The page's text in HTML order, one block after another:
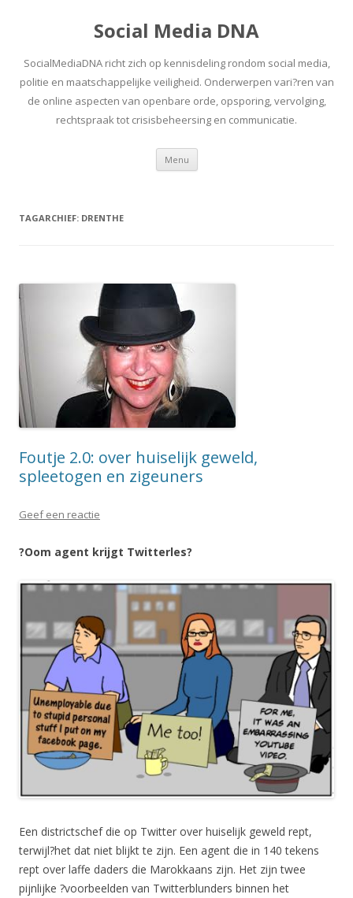
Social Media DNA
SocialMediaDNA richt zich op kennisdeling rondom social media,
politie en maatschappelijke veiligheid. Onderwerpen vari?ren van
de online aspecten van openbare orde, opsporing, vervolging,
rechtspraak tot crisisbeheersing en communicatie.
Menu Spring
inhoud
TAGARCHIEF: DRENTHE
Foutje 2.0: over huiselijk geweld,
spleetogen en zigeuners
Geef een reactie
?Oom agent krijgt Twitterles?
Een districtschef die op Twitter over huiselijk geweld rept,
terwijl?het dat niet blijkt te zijn. Een agent die in 140 tekens
rept over laffe daders die Marokkaans zijn. Het zijn twee
pijnlijke ?voorbeelden van Twitterblunders binnen het